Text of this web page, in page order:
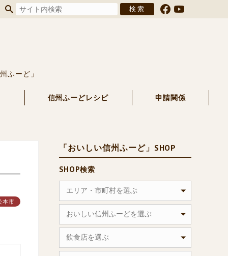
ふーど」
信州ふーどレシピ 申請関係
本市
「おいしい信州ふーど」SHOP
SHOP検索
エリア・市町村を選ぶ
おいしい信州ふーどを選ぶ
飲食店を選ぶ